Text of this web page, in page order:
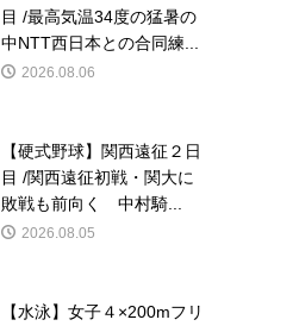
目 /最高気温34度の猛暑の
中NTT西日本との合同練...
2026.08.06
【硬式野球】関西遠征２日
目 /関西遠征初戦・関大に
敗戦も前向く 中村騎...
2026.08.05
【水泳】女子４×200mフリ